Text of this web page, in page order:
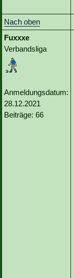
Nach oben
Fuxxxe
Verbandsliga
Anmeldungsdatum:
28.12.2021
Beiträge: 66